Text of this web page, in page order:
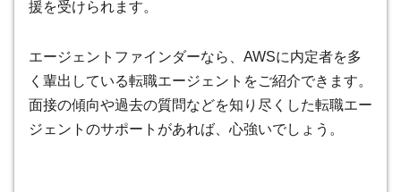
援を受けられます。
エージェントファインダーなら、AWSに内定者を多
く輩出している転職エージェントをご紹介できます。
面接の傾向や過去の質問などを知り尽くした転職エー
ジェントのサポートがあれば、心強いでしょう。